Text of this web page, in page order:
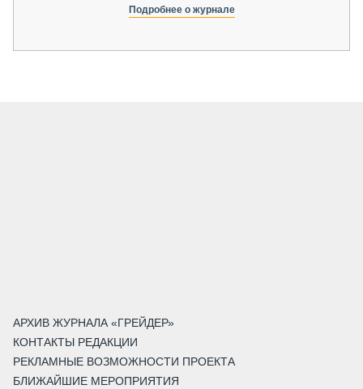
Подробнее о журнале
АРХИВ ЖУРНАЛА «ГРЕЙДЕР»
КОНТАКТЫ РЕДАКЦИИ
РЕКЛАМНЫЕ ВОЗМОЖНОСТИ ПРОЕКТА
БЛИЖАЙШИЕ МЕРОПРИЯТИЯ